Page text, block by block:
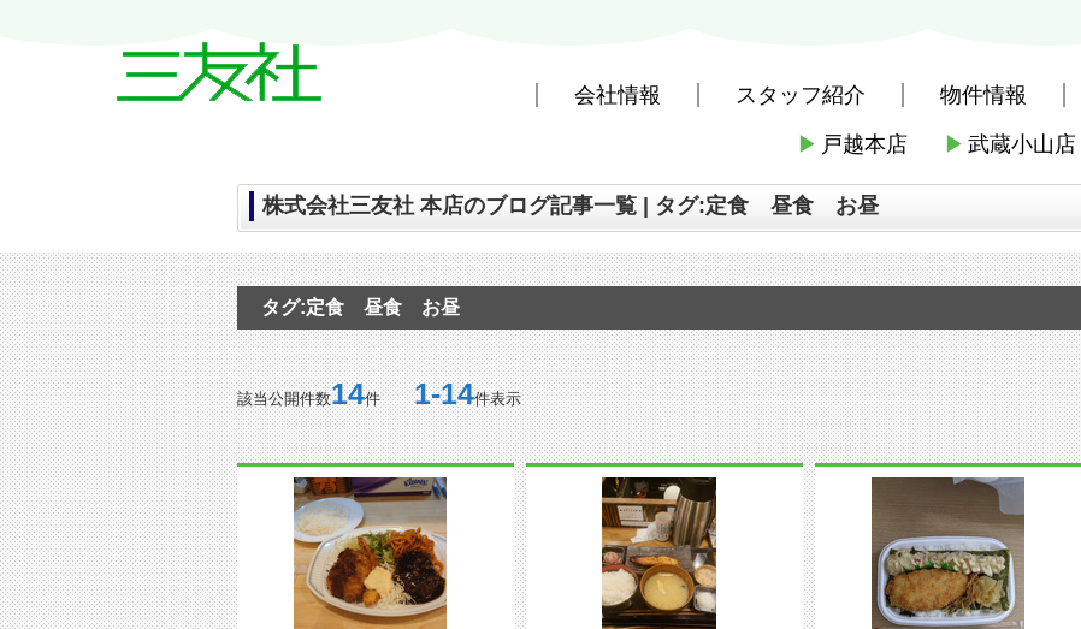
会社情報 スタッフ紹介 物件情報
▶ 戸越本店 ▶ 武蔵小山店
株式会社三友社 本店のブログ記事一覧 | タグ:定食 昼食 お昼
株式会社三友社 本店のブログ記事一覧 | タグ:定食 昼食 お昼
タグ:定食 昼食 お昼
該当公開件数14件1-14件表示